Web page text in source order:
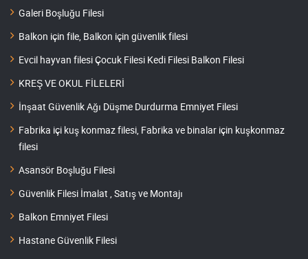
Galeri Boşluğu Filesi
Balkon için file, Balkon için güvenlik filesi
Evcil hayvan filesi Çocuk Filesi Kedi Filesi Balkon Filesi
KREŞ VE OKUL FİLELERİ
İnşaat Güvenlik Ağı Düşme Durdurma Emniyet Filesi
Fabrika içi kuş konmaz filesi, Fabrika ve binalar için kuşkonmaz
filesi
Asansör Boşluğu Filesi
Güvenlik Filesi İmalat , Satış ve Montajı
Balkon Emniyet Filesi
Hastane Güvenlik Filesi